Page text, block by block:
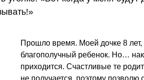
Прошло время. Моей дочке 8 лет,
благополучный ребенок. Но…
приходится. Счастливые те
не получается, поэтому позволю